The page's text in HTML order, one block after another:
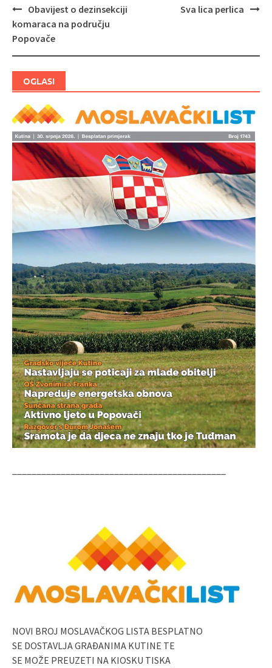
Navigacija
objava
Obavijest o dezinsekciji
komaraca na području
Popovače
Sva lica perlica
OGLASI
NOVI BROJ MOSLAVAČKOG LISTA BESPLATNO
SE DOSTAVLJA GRAĐANIMA KUTINE TE
SE MOŽE PREUZETI NA KIOSKU TISKA